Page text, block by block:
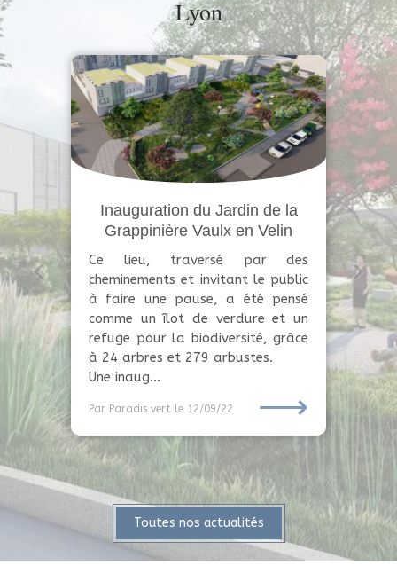
Lyon
La requalification du parvis de
l'Hôtel de ville à Vaulx en Velin
Une nouvelle image pour la mairie
de Vaulx en Velin
Poursuivant son objectif de rendre
toujours plus agréable la vie
quotidienne des vaudais, la ville à
développer un projet ambitieux
⟶
Toutes nos actualités